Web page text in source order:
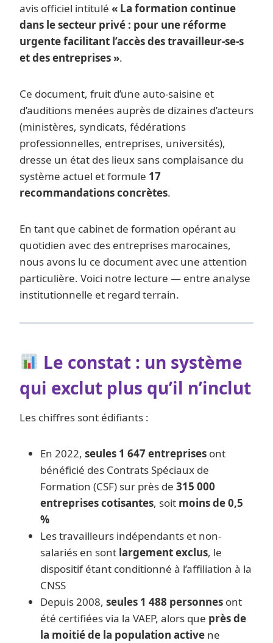
avis officiel intitulé « La formation continue
dans le secteur privé : pour une réforme
urgente facilitant l’accès des travailleur-se-s
et des entreprises ».
Ce document, fruit d’une auto-saisine et
d’auditions menées auprès de dizaines d’acteurs
(ministères, syndicats, fédérations
professionnelles, entreprises, universités),
dresse un état des lieux sans complaisance du
système actuel et formule 17
recommandations concrètes.
En tant que cabinet de formation opérant au
quotidien avec des entreprises marocaines,
nous avons lu ce document avec une attention
particulière. Voici notre lecture — entre analyse
institutionnelle et regard terrain.
Le constat : un système
qui exclut plus qu’il n’inclut
Les chiffres sont édifiants :
En 2022, seules 1 647 entreprises ont
bénéficié des Contrats Spéciaux de
Formation (CSF) sur près de 315 000
entreprises cotisantes, soit moins de 0,5
%
Les travailleurs indépendants et non-
salariés en sont largement exclus, le
dispositif étant conditionné à l’affiliation à la
CNSS
Depuis 2008, seules 1 488 personnes ont
été certifiées via la VAEP, alors que près de
la moitié de la population active ne